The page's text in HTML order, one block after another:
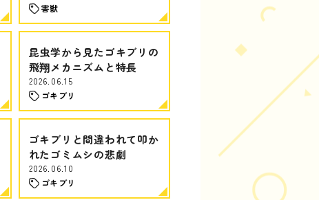
害獣
昆虫学から見たゴキブリの
飛翔メカニズムと特長
2026.06.15
ゴキブリ
ゴキブリと間違われて叩か
れたゴミムシの悲劇
2026.06.10
ゴキブリ